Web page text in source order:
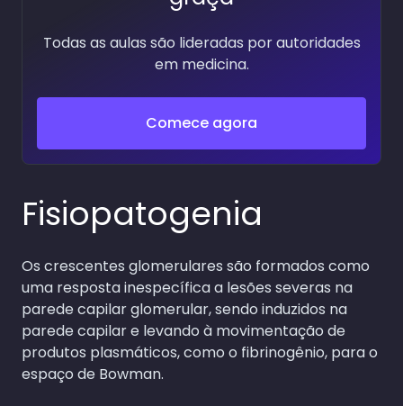
Todas as aulas são lideradas por autoridades
em medicina.
Comece agora
Fisiopatogenia
Os crescentes glomerulares são formados como
uma resposta inespecífica a lesões severas na
parede capilar glomerular, sendo induzidos na
parede capilar e levando à movimentação de
produtos plasmáticos, como o fibrinogênio, para o
espaço de Bowman.